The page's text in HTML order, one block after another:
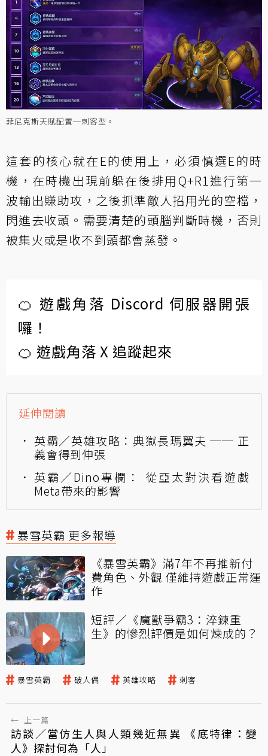
菲尼克斯天賦配置─刺客型。
這套的核心就在E的使用上，必須慎選E的時
機，在時機出現前躲在後排用Q+R1進行第一
波輸出賺助攻，之後抓準敵人招用光的空檔，
閃進去收頭。需要清楚的頭腦判斷時機，否則
被集火或是收不到頭都會蒸發。
🍊 遊戲角落 Discord 伺服器開張
囉！
🍊 遊戲角落 X 追蹤起來
延伸閱讀
英霸／英雄攻略：典獄長瑪翼夫 ── 正
義會得到伸張
英霸／Dino專欄： 從亞太對決看遊戲
Meta帶來的影響
暴雪英霸 更多報導
《暴雪英霸》滿7年不再推新付
費角色、外觀 僅維持遊戲正常運
作
短評／《魔獸爭霸3：淬鍊重
生》的慘烈評價是如何煉成的？
暴雪英霸 破人偶 英雄攻略 刺客
← 上一篇
訪談／當仿生人與人類幾近無異 《底特律：變
人》探討何為「人」